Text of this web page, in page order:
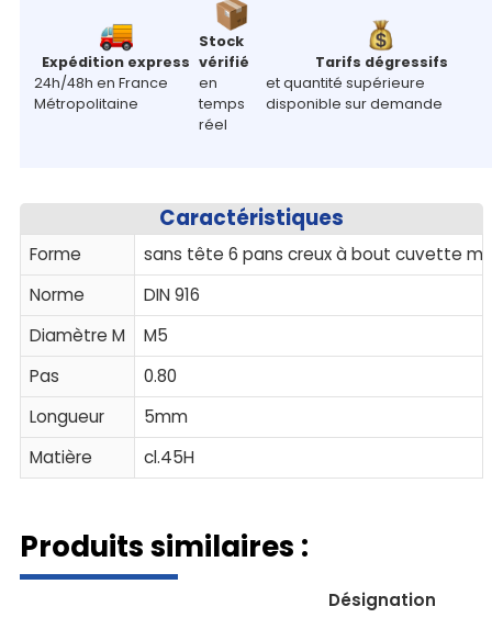
Expédition express
24h/48h en France
Métropolitaine
Stock
vérifié
en
temps
réel
Tarifs dégressifs
et quantité supérieure
disponible sur demande
Caractéristiques
Forme
sans tête 6 pans creux à bout cuvette
Norme
DIN 916
Diamètre M
M5
Pas
0.80
Longueur
5mm
Matière
cl.45H
Produits similaires :
Désignation